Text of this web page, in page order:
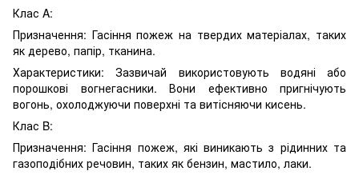
Клас A:
Призначення: Гасіння пожеж на твердих матеріалах, таких
як дерево, папір, тканина.
Характеристики: Зазвичай використовують водяні або
порошкові вогнегасники. Вони ефективно пригнічують
вогонь, охолоджуючи поверхні та витісняючи кисень.
Клас B:
Призначення: Гасіння пожеж, які виникають з рідинних та
газоподібних речовин, таких як бензин, мастило, лаки.